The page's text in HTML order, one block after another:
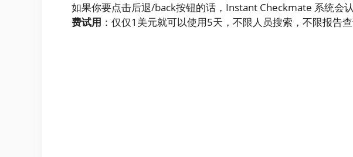
如果你要点击后退/back按钮的话，Instant Checkmate 系统会
费试用 ：仅仅1美元就可以使用5天，不限人员搜索，不限报告